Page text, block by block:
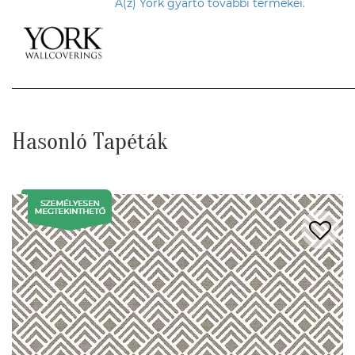
A(z) York gyártó további termékei.
Hasonló Tapéták